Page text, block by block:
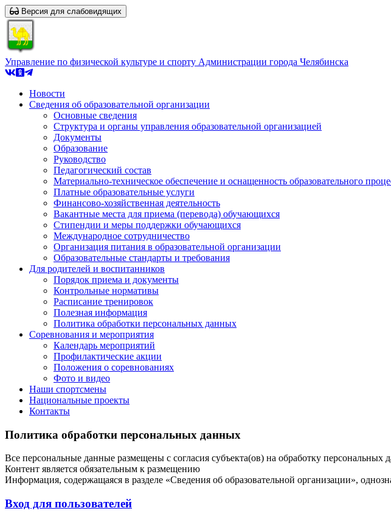
Версия для слабовидящих
Управление по физической культуре и спорту Администрации города Челябинска
Новости
Сведения об образовательной организации
Основные сведения
Структура и органы управления образовательной организацией
Документы
Образование
Руководство
Педагогический состав
Материально-техническое обеспечение и оснащенность образовательного
Платные образовательные услуги
Финансово-хозяйственная деятельность
Вакантные места для приема (перевода) обучающихся
Стипендии и меры поддержки обучающихся
Международное сотрудничество
Организация питания в образовательной организации
Образовательные стандарты и требования
Для родителей и воспитанников
Порядок приема и документы
Контрольные нормативы
Расписание тренировок
Полезная информация
Политика обработки персональных данных
Соревнования и мероприятия
Календарь мероприятий
Профилактические акции
Положения о соревнованиях
Фото и видео
Наши спортсмены
Национальные проекты
Контакты
Политика обработки персональных данных
Все персональные данные размещены с согласия субъекта(ов) на обработку персональных
Контент является обязательным к размещению
Информация, содержащаяся в разделе «Сведения об образовательной организации»,
Вход для пользователей